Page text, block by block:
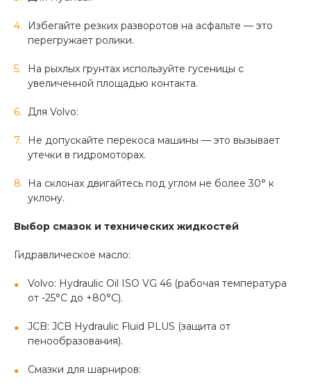
Избегайте резких разворотов на асфальте — это
перегружает ролики.
На рыхлых грунтах используйте гусеницы с
увеличенной площадью контакта.
Для Volvo:
Не допускайте перекоса машины — это вызывает
утечки в гидромоторах.
На склонах двигайтесь под углом не более 30° к
уклону.
Выбор смазок и технических жидкостей
Гидравлическое масло:
Volvo: Hydraulic Oil ISO VG 46 (рабочая температура
от -25°C до +80°C).
JCB: JCB Hydraulic Fluid PLUS (защита от
пенообразования).
Смазки для шарниров: